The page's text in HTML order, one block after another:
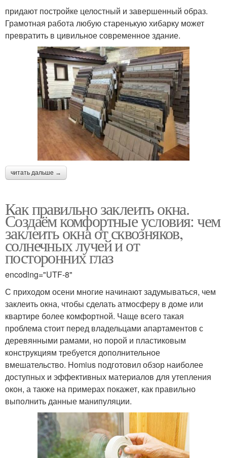
придают постройке целостный и завершенный образ.
Грамотная работа любую старенькую хибарку может
превратить в цивильное современное здание.
читать дальше →
Как правильно заклеить окна.
Создаём комфортные условия: чем
заклеить окна от сквозняков,
солнечных лучей и от
посторонних глаз
encoding="UTF-8"
С приходом осени многие начинают задумываться, чем
заклеить окна, чтобы сделать атмосферу в доме или
квартире более комфортной. Чаще всего такая
проблема стоит перед владельцами апартаментов с
деревянными рамами, но порой и пластиковым
конструкциям требуется дополнительное
вмешательство. Homius подготовил обзор наиболее
доступных и эффективных материалов для утепления
окон, а также на примерах покажет, как правильно
выполнить данные манипуляции.